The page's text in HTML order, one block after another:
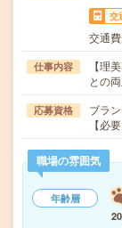
交
交通
仕事内容
【理
との
応募資格
ブラ
【必
職場の雰囲気
年齢層